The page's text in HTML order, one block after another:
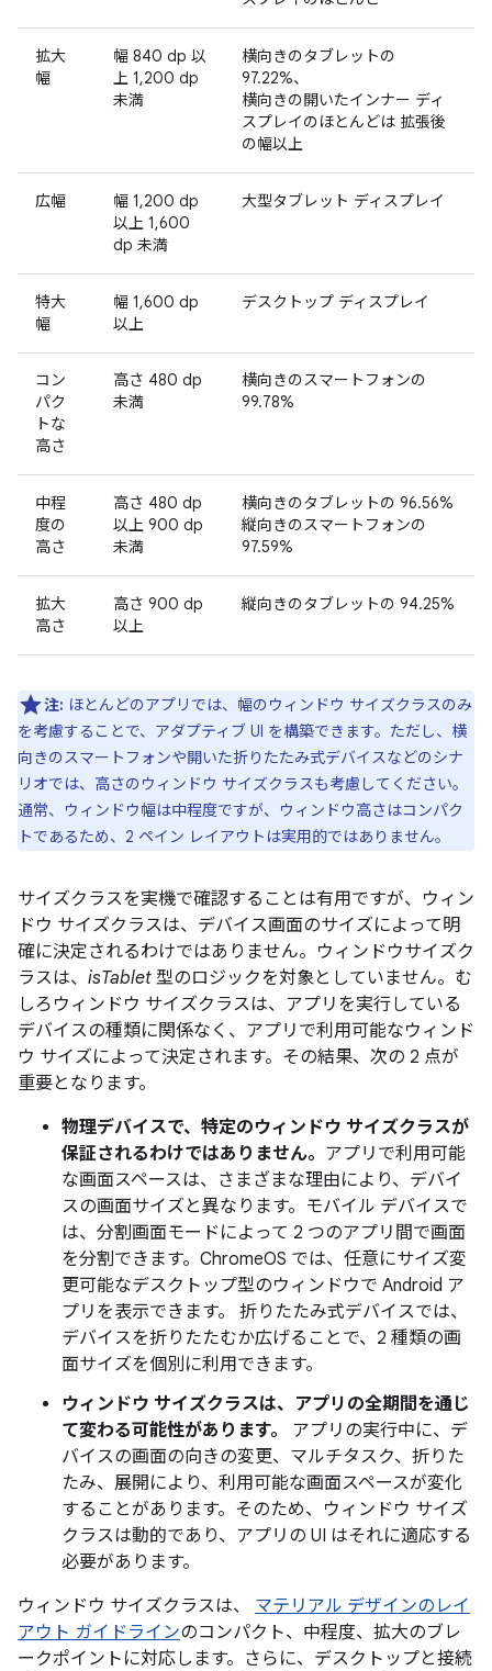
拡大
幅
幅 840 dp 以
上 1,200 dp
未満
横向きのタブレットの
97.22%、
横向きの開いたインナー ディ
スプレイのほとんどは 拡張後
の幅以上
広幅
幅 1,200 dp
以上 1,600
dp 未満
大型タブレット ディスプレイ
特大
幅
幅 1,600 dp
以上
デスクトップ ディスプレイ
コン
パク
トな
高さ
高さ 480 dp
未満
横向きのスマートフォンの
99.78%
中程
度の
高さ
高さ 480 dp
以上 900 dp
未満
横向きのタブレットの 96.56%
縦向きのスマートフォンの
97.59%
拡大
高さ
高さ 900 dp
以上
縦向きのタブレットの 94.25%
注: ほとんどのアプリでは、幅のウィンドウ サイズクラスのみ
を考慮することで、アダプティブ UI を構築できます。ただし、横
向きのスマートフォンや開いた折りたたみ式デバイスなどのシナ
リオでは、高さのウィンドウ サイズクラスも考慮してください。
通常、ウィンドウ幅は中程度ですが、ウィンドウ高さはコンパク
トであるため、2 ペイン レイアウトは実用的ではありません。
サイズクラスを実機で確認することは有用ですが、ウィン
ドウ サイズクラスは、デバイス画面のサイズによって明
確に決定されるわけではありません。ウィンドウサイズク
ラスは、 isTablet 型のロジックを対象としていません。む
しろウィンドウ サイズクラスは、アプリを実行している
デバイスの種類に関係なく、アプリで利用可能なウィンド
ウ サイズによって決定されます。その結果、次の 2 点が
重要となります。
物理デバイスで、特定のウィンドウ サイズクラスが
保証されるわけではありません。 アプリで利用可能
な画面スペースは、さまざまな理由により、デバイ
スの画面サイズと異なります。モバイル デバイスで
は、分割画面モードによって 2 つのアプリ間で画面
を分割できます。ChromeOS では、任意にサイズ変
更可能なデスクトップ型のウィンドウで Android ア
プリを表示できます。 折りたたみ式デバイスでは、
デバイスを折りたたむか広げることで、2 種類の画
面サイズを個別に利用できます。
ウィンドウ サイズクラスは、アプリの全期間を通じ
て変わる可能性があります。
アプリの実行中に、デ
バイスの画面の向きの変更、マルチタスク、折りた
たみ、展開により、利用可能な画面スペースが変化
することがあります。そのため、ウィンドウ サイズ
クラスは動的であり、アプリの UI はそれに適応する
必要があります。
ウィンドウ サイズクラスは、 マテリアル デザインのレイ
アウト ガイドラインのコンパクト、中程度、拡大のブレ
ークポイントに対応します。さらに、デスクトップと接続